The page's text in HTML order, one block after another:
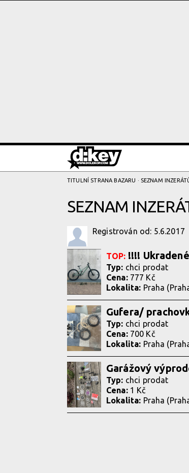
TITULNÍ STRANA BAZARU · SEZNAM
SEZNAM
Registrován od: 5.6.2017
TOP: !!!!
Typ: chci prodat
Cena: 777 Kč
Lokalita: Praha
Gufera/
Typ: chci prodat
Cena: 700 Kč
Lokalita: Praha
Garážový
Typ: chci prodat
Cena: 1 Kč
Lokalita: Praha